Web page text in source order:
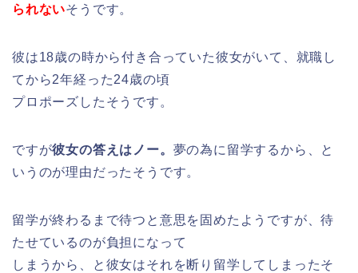
られないそうです。
彼は18歳の時から付き合っていた彼女がいて、就職し
てから2年経った24歳の頃
プロポーズしたそうです。
ですが彼女の答えはノー。 夢の為に留学するから、と
いうのが理由だったそうです。
留学が終わるまで待つと意思を固めたようですが、待
たせているのが負担になって
しまうから、と彼女はそれを断り留学してしまったそ